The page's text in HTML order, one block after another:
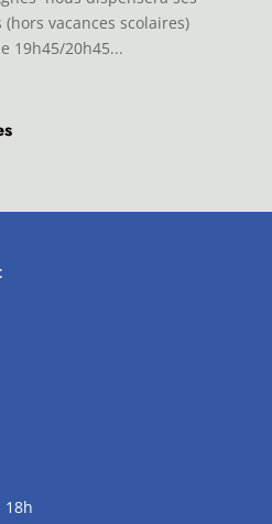
vacances scolaires)
19h45/20h45...
18h